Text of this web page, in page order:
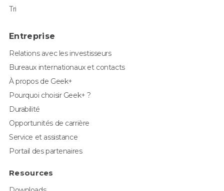
Tri
Entreprise
Relations avec les investisseurs
Bureaux internationaux et contacts
À propos de Geek+
Pourquoi choisir Geek+ ?
Durabilité
Opportunités de carrière
Service et assistance
Portail des partenaires
Resources